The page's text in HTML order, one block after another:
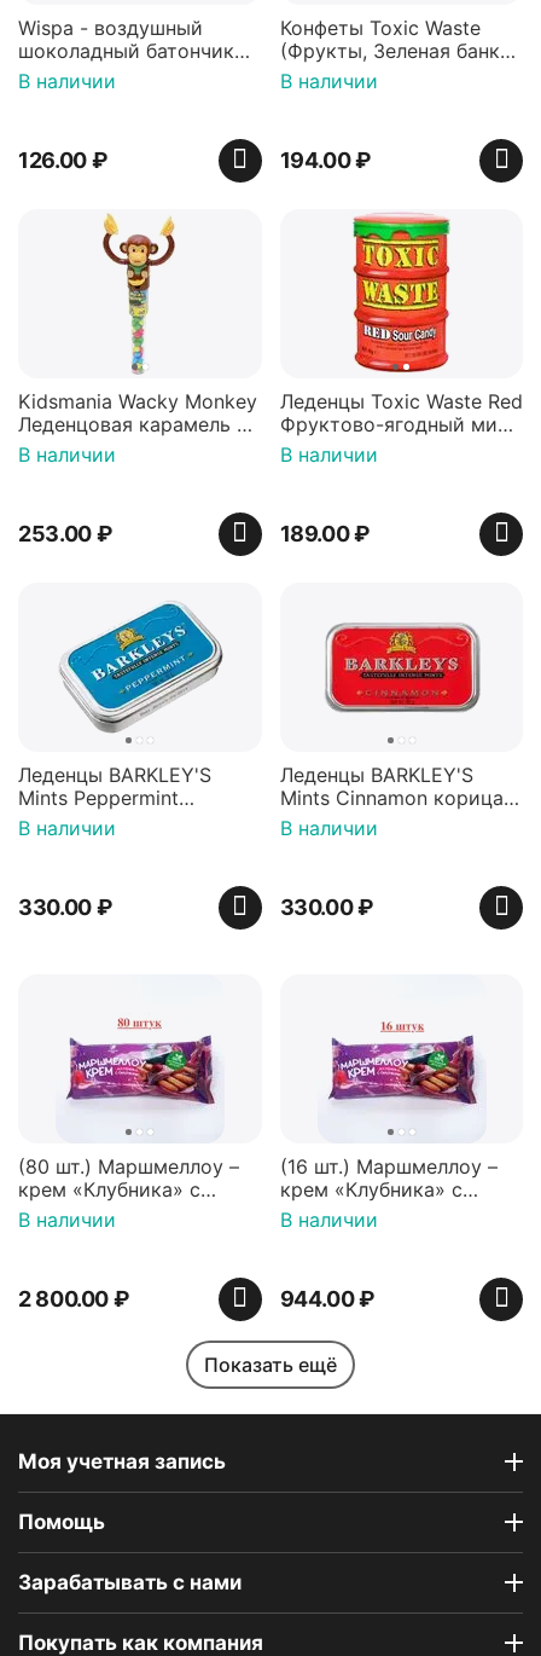
Wispa - воздушный
шоколадный батончик
36 гр
В наличии
126.00₽
Конфеты Toxic Waste
(Фрукты, Зеленая банка,
42 гр).
В наличии
194.00₽
Kidsmania Wacky Monkey
Леденцовая карамель с
игрушкой Ваки Манки
12г, Китай
В наличии
253.00₽
Леденцы Toxic Waste Red
Фруктово-ягодный микс
Красная банка 42 г,
Пакистан
В наличии
189.00₽
Леденцы BARKLEY'S
Mints Peppermint
перечная мята 50г,
Нидерланды
В наличии
330.00₽
Леденцы BARKLEY'S
Mints Cinnamon корица
50г, Нидерланды
В наличии
330.00₽
(80 шт.) Маршмеллоу –
крем «Клубника» с
палочками (ТМ
«Зефирный Лео»)
В наличии
2 800.00₽
(16 шт.) Маршмеллоу –
крем «Клубника» с
палочками (ТМ
«Зефирный Лео»)
В наличии
944.00₽
Индийская сладость
(Soan cake), 250 г
В наличии
Показать ещё
Моя учетная запись
Помощь
Зарабатывать с нами
Покупать как компания